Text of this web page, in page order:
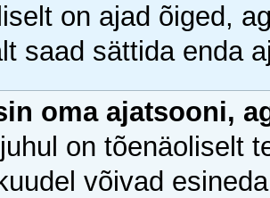
on ajad õiged,
saad sättida enda
oma ajatsooni,
on tõenäoliselt
võivad